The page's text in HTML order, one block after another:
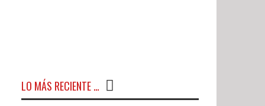
LO MÁS RECIENTE …